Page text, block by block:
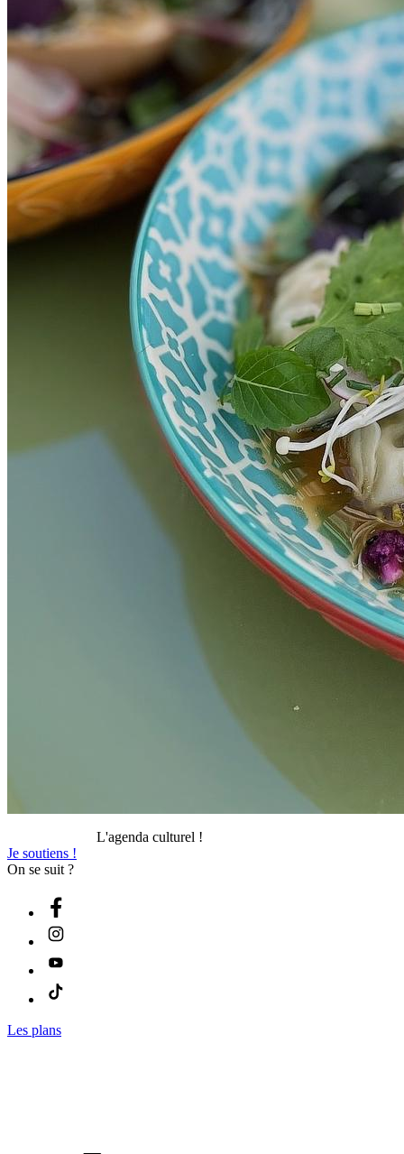
L'agenda culturel !
Je soutiens !
On se suit ?
Les plans